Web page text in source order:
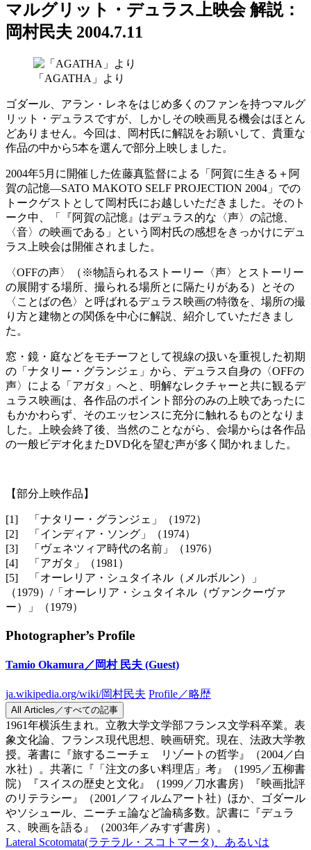
マルグリット・デュラス上映会 解説：
岡村民夫 2004.7.11
「AGATHA」より
ゴダール、アラン・レネをはじめ多くのファンを持つマルグ
リット・デュラスですが、しかしその映画見る機会はほとん
どありません。今回は、岡村氏に解説をお願いして、貴重な
作品の中から5本を選んで部分上映しました。
2004年5月に開催した佐藤真監督による「阿賀に生きる＋阿
賀の記憶―SATO MAKOTO SELF PROJECTION 2004」での
トークゲストとして岡村氏にお越しいただきました。そのト
ーク中、「『阿賀の記憶』はデュラス的な〈声〉の記憶、
〈音〉の映画である」という岡村氏の感想をきっかけにデュ
ラス上映会は開催されました。
〈OFFの声〉（※物語られるストーリー〈声〉とストーリー
の展開する場所、撮られる場所とに隔たりがある）とその
〈ことばの色〉と呼ばれるデュラス映画の特徴を、場所の撮
り方と建物との関係を中心に解説、紹介していただきまし
た。
窓・鏡・庭などをモチーフとして視線の扱いを重視した初期
の「ナタリー・グランジェ」から、デュラス自身の〈OFFの
声〉による「アガタ」へと、明解なレクチャーと共に観るデ
ュラス映画は、各作品のポイント部分のみの上映であったに
もかかわらず、そのエッセンスに充分に触れるものとなりま
した。上映会終了後、当然のことながら、会場からは各作品
の一般ビデオ化またDVD化を望む声が多く聞かれました。
【部分上映作品】
[1] 「ナタリー・グランジェ」（1972）
[2] 「インディア・ソング」（1974）
[3] 「ヴェネツィア時代の名前」（1976）
[4] 「アガタ」（1981）
[5] 「オーレリア・シュタイネル（メルボルン）」
（1979）/「オーレリア・シュタイネル（ヴァンクーヴァ
ー）」（1979）
Photographer’s Profile
Tamio Okamura／岡村 民夫 (Guest)
ja.wikipedia.org/wiki/岡村民夫 Profile／略歴
All Articles／すべての記事
1961年横浜生まれ。立教大学文学部フランス文学科卒業。表
象文化論、フランス現代思想、映画研究。現在、法政大学教
授。著書に『旅するニーチェ リゾートの哲学』（2004／白
水社）。共著に『「注文の多い料理店」考』（1995／五柳書
院）『スイスの歴史と文化』（1999／刀水書房）『映画批評
のリテラシー』（2001／フィルムアート社）ほか、ゴダール
やソシュール、ニーチェ論など論稿多数。訳書に『デュラ
ス、映画を語る』（2003年／みすず書房）。
Lateral Scotomata(ラテラル・スコトマータ)、あるいは